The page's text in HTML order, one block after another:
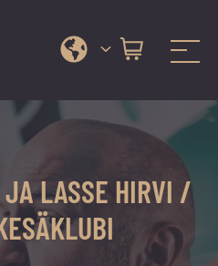
JA LASSE HIRVI /